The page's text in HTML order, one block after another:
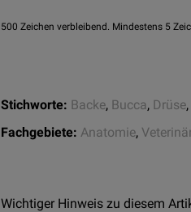
500 Zeichen verbleibend. Mindestens 5
Stichworte: Backe, Bucca, Drüse,
Fachgebiete: Anatomie,
Wichtiger Hinweis zu diesem